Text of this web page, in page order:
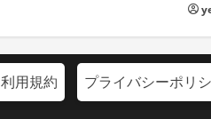
利用規約 プライバシーポリ